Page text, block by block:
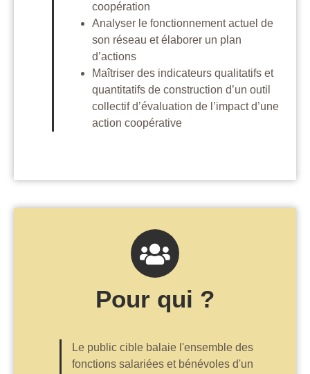
coopération
Analyser le fonctionnement actuel de
son réseau et élaborer un plan
d’actions
Maîtriser des indicateurs qualitatifs et
quantitatifs de construction d’un outil
collectif d’évaluation de l’impact d’une
action coopérative
Pour qui ?
Le public cible balaie l'ensemble des
fonctions salariées et bénévoles d'un